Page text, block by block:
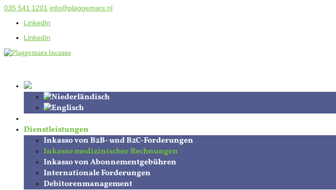
035 541 1201 info@plaggemars.nl
LinkedIn
LinkedIn
Dienstleistungen
Inkasso von B2B- und B2C-Forderungen
Inkasso medizinischer Rechnungen
Inkasso von Abonnementgebühren
Internationale Forderungen
Debitorenmanagement